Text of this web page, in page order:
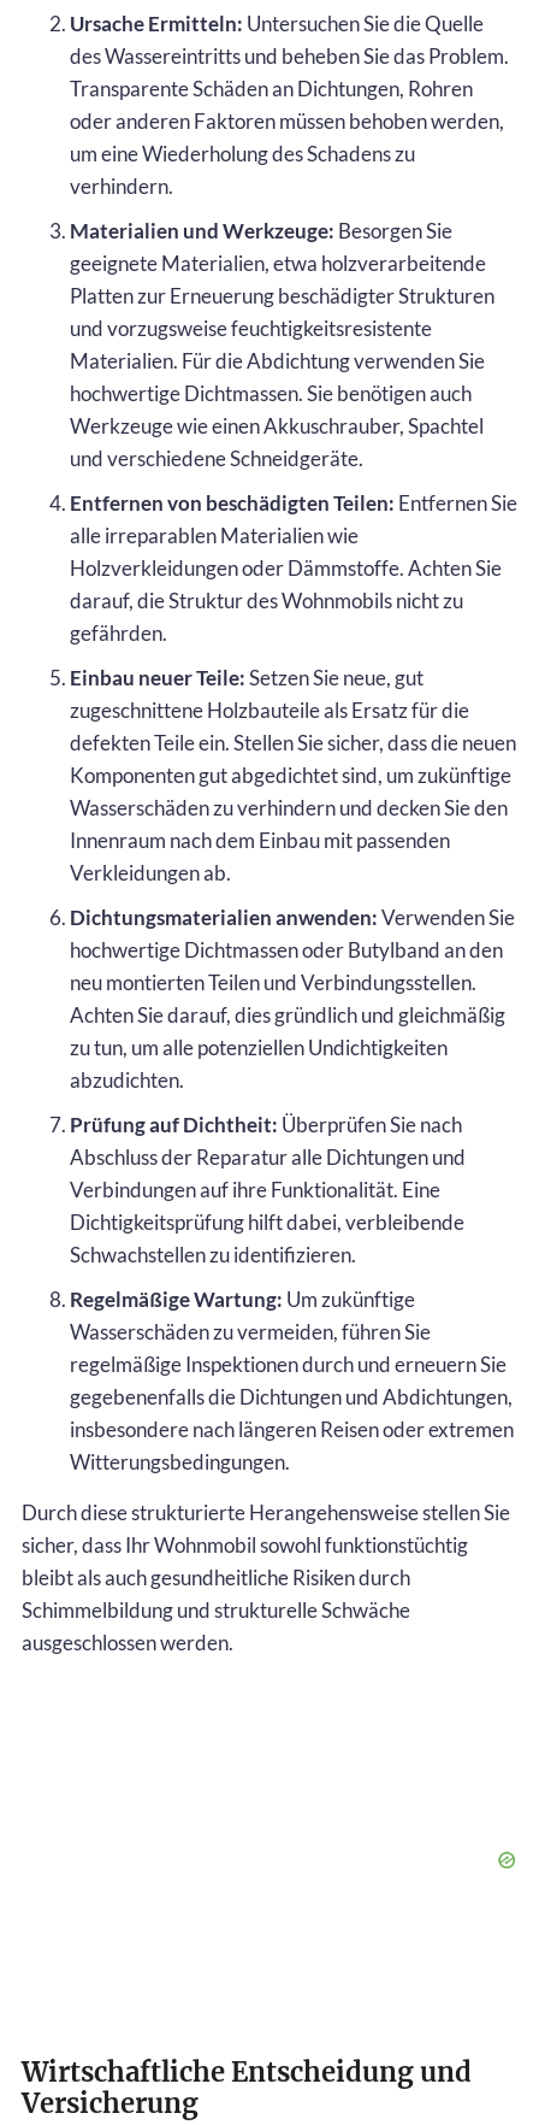
Ursache Ermitteln: Untersuchen Sie die Quelle
des Wassereintritts und beheben Sie das Problem.
Transparente Schäden an Dichtungen, Rohren
oder anderen Faktoren müssen behoben werden,
um eine Wiederholung des Schadens zu
verhindern.
Materialien und Werkzeuge: Besorgen Sie
geeignete Materialien, etwa holzverarbeitende
Platten zur Erneuerung beschädigter Strukturen
und vorzugsweise feuchtigkeitsresistente
Materialien. Für die Abdichtung verwenden Sie
hochwertige Dichtmassen. Sie benötigen auch
Werkzeuge wie einen Akkuschrauber, Spachtel
und verschiedene Schneidgeräte.
Entfernen von beschädigten Teilen: Entfernen Sie
alle irreparablen Materialien wie
Holzverkleidungen oder Dämmstoffe. Achten Sie
darauf, die Struktur des Wohnmobils nicht zu
gefährden.
Einbau neuer Teile:Setzen Sie neue, gut
zugeschnittene Holzbauteile als Ersatz für die
defekten Teile ein. Stellen Sie sicher, dass die neuen
Komponenten gut abgedichtet sind, um zukünftige
Wasserschäden zu verhindern und decken Sie den
Innenraum nach dem Einbau mit passenden
Verkleidungen ab.
Dichtungsmaterialien anwenden:Verwenden Sie
hochwertige Dichtmassen oder Butylband an den
neu montierten Teilen und Verbindungsstellen.
Achten Sie darauf, dies gründlich und gleichmäßig
zu tun, um alle potenziellen Undichtigkeiten
abzudichten.
Prüfung auf Dichtheit: Überprüfen Sie nach
Abschluss der Reparatur alle Dichtungen und
Verbindungen auf ihre Funktionalität. Eine
Dichtigkeitsprüfung hilft dabei, verbleibende
Schwachstellen zu identifizieren.
Regelmäßige Wartung: Um zukünftige
Wasserschäden zu vermeiden, führen Sie
regelmäßige Inspektionen durch und erneuern Sie
gegebenenfalls die Dichtungen und Abdichtungen,
insbesondere nach längeren Reisen oder extremen
Witterungsbedingungen.
Durch diese strukturierte Herangehensweise stellen Sie
sicher, dass Ihr Wohnmobil sowohl funktionstüchtig
bleibt als auch gesundheitliche Risiken durch
Schimmelbildung und strukturelle Schwäche
ausgeschlossen werden.
Wirtschaftliche Entscheidung und
Versicherung